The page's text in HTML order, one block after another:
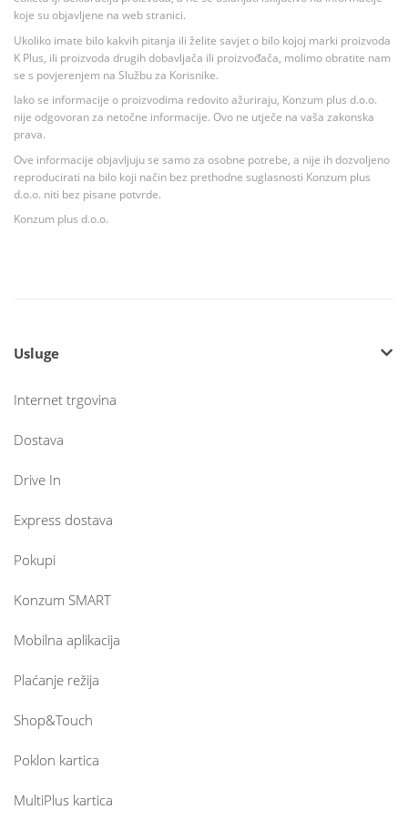
koje su objavljene na web stranici.
Ukoliko imate bilo kakvih pitanja ili želite savjet o bilo kojoj marki proizvoda
K Plus, ili proizvoda drugih dobavljača ili proizvođača, molimo obratite nam
se s povjerenjem na Službu za Korisnike.
Iako se informacije o proizvodima redovito ažuriraju, Konzum plus d.o.o.
nije odgovoran za netočne informacije. Ovo ne utječe na vaša zakonska
prava.
Ove informacije objavljuju se samo za osobne potrebe, a nije ih dozvoljeno
reproducirati na bilo koji način bez prethodne suglasnosti Konzum plus
d.o.o. niti bez pisane potvrde.
Konzum plus d.o.o.
Usluge
Internet trgovina
Dostava
Drive In
Express dostava
Pokupi
Konzum SMART
Mobilna aplikacija
Plaćanje režija
Shop&Touch
Poklon kartica
MultiPlus kartica